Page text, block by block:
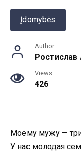
Įdomybės
Author
Ростислав
Views
426
Моему мужу —
У нас молодая